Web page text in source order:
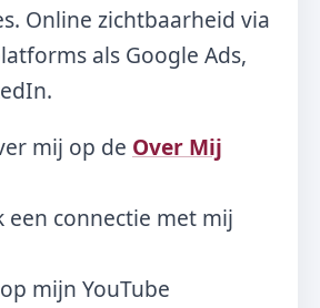
Online zichtbaarheid via
als Google Ads,
mij op de Over Mij
een connectie met mij
mijn YouTube